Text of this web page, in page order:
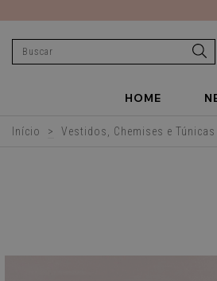
HOME
Início > Vestidos, Chemises e Túnicas